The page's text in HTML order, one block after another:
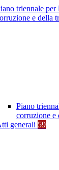
triennale per
e della
Piano
corruzione e
generali 59